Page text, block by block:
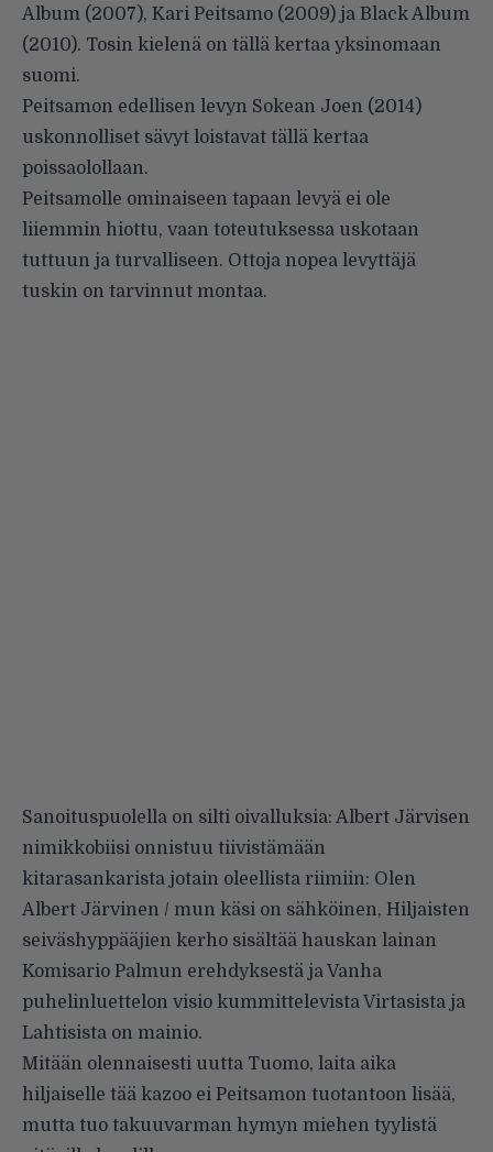
Album (2007), Kari Peitsamo (2009) ja Black Album
(2010). Tosin kielenä on tällä kertaa yksinomaan
suomi.
Peitsamon edellisen levyn Sokean Joen (2014)
uskonnolliset sävyt loistavat tällä kertaa
poissaolollaan.
Peitsamolle ominaiseen tapaan levyä ei ole
liiemmin hiottu, vaan toteutuksessa uskotaan
tuttuun ja turvalliseen. Ottoja nopea levyttäjä
tuskin on tarvinnut montaa.
Sanoituspuolella on silti oivalluksia: Albert Järvisen
nimikkobiisi onnistuu tiivistämään
kitarasankarista jotain oleellista riimiin: Olen
Albert Järvinen / mun käsi on sähköinen, Hiljaisten
seiväshyppääjien kerho sisältää hauskan lainan
Komisario Palmun erehdyksestä ja Vanha
puhelinluettelon visio kummittelevista Virtasista ja
Lahtisista on mainio.
Mitään olennaisesti uutta Tuomo, laita aika
hiljaiselle tää kazoo ei Peitsamon tuotantoon lisää,
mutta tuo takuuvarman hymyn miehen tyylistä